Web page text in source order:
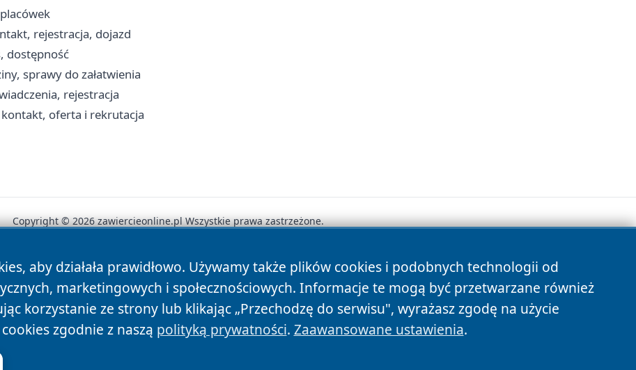
rejestracja, dojazd
dostępność
sprawy do załatwienia
rejestracja
kontakt, oferta i rekrutacja
aby działała prawidłowo. Używamy także plików cookies i podobnych technologii od
marketingowych i społecznościowych. Informacje te mogą być przetwarzane również
korzystanie ze strony lub klikając „Przechodzę do serwisu", wyrażasz zgodę na użycie
zgodnie z naszą polityką prywatności. Zaawansowane ustawienia.
Copyright © 2026 zawiercieonline.pl Wszystkie prawa zastrzeżone.
News Autorzy Polityka Prywatności Polityka Cookies